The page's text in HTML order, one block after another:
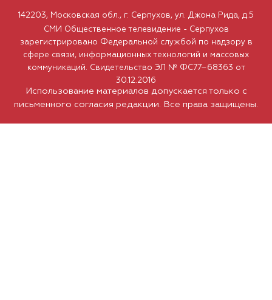
Использование материалов допускается только с
письменного согласия редакции. Все права защищены.
142203, Московская обл., г. Серпухов, ул. Джона Рида, д.5
СМИ Общественное телевидение - Серпухов
зарегистрировано Федеральной службой по надзору в
сфере связи, информационных технологий и массовых
коммуникаций. Свидетельство ЭЛ № ФС77–68363 от
30.12.2016